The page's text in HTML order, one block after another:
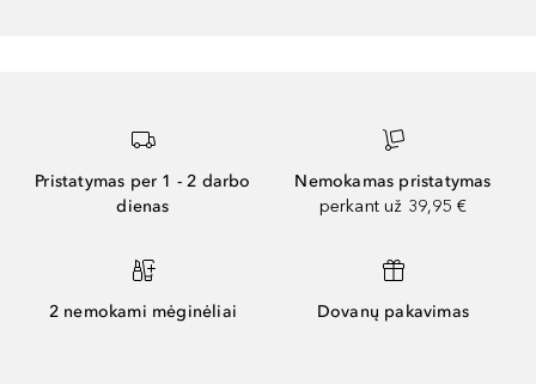
Pristatymas per 1 - 2 darbo
dienas
Nemokamas pristatymas
perkant už 39,95 €
2 nemokami mėginėliai Dovanų pakavimas